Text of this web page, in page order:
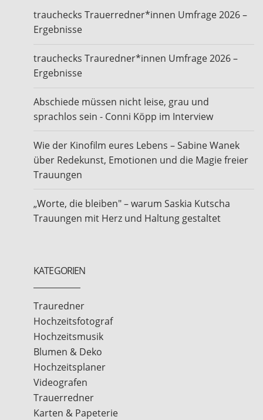
trauchecks Trauerredner*innen Umfrage 2026 –
Ergebnisse
trauchecks Trauredner*innen Umfrage 2026 –
Ergebnisse
Abschiede müssen nicht leise, grau und
sprachlos sein - Conni Köpp im Interview
Wie der Kinofilm eures Lebens – Sabine Wanek
über Redekunst, Emotionen und die Magie freier
Trauungen
„Worte, die bleiben" – warum Saskia Kutscha
Trauungen mit Herz und Haltung gestaltet
KATEGORIEN
Trauredner
Hochzeitsfotograf
Hochzeitsmusik
Blumen & Deko
Hochzeitsplaner
Videografen
Trauerredner
Karten & Papeterie